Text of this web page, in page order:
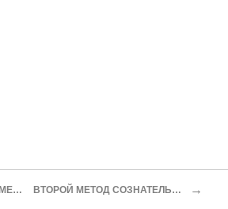
ПРАКТИКА ДЕВЯТЬ МЕТОДОВ ПРОЕКЦИЙ ВТОРОЙ МЕТОД СОЗНАТЕЛЬНЫЕ ВЫХОДЫ ВО СНЕ →